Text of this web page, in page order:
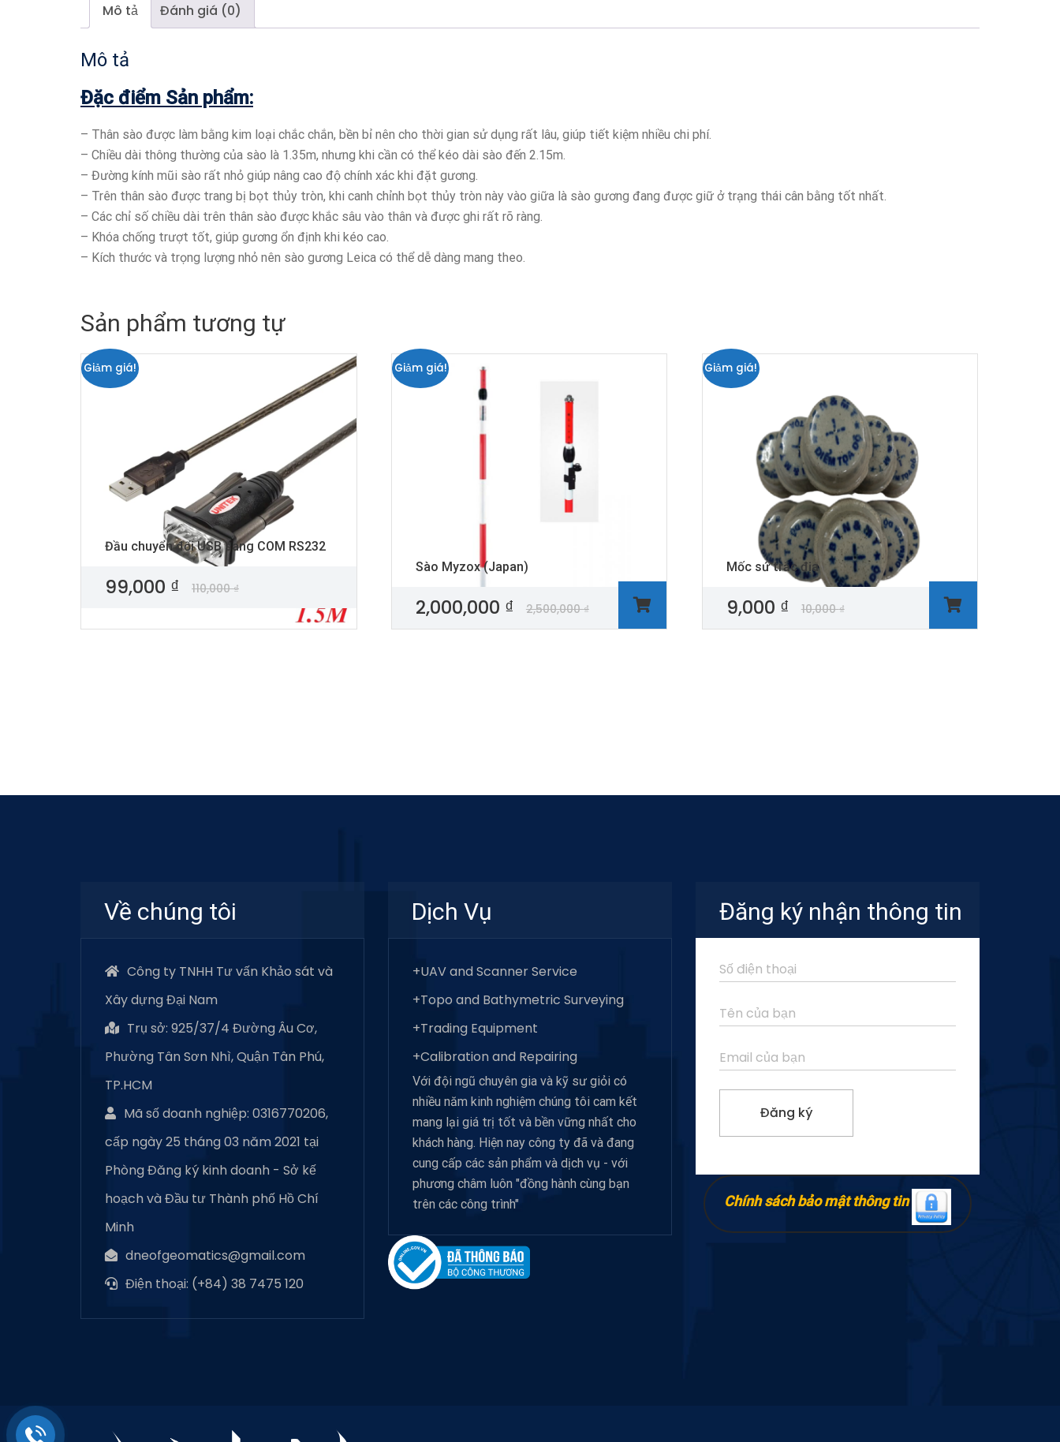
Mô tả Đánh giá (0)
Mô tả
Đặc điểm Sản phẩm:
– Thân sào được làm bằng kim loại chắc chắn, bền bỉ nên cho thời gian sử dụng rất lâu, giúp tiết kiệm nhiều chi phí.
– Chiều dài thông thường của sào là 1.35m, nhưng khi cần có thể kéo dài sào đến 2.15m.
– Đường kính mũi sào rất nhỏ giúp nâng cao độ chính xác khi đặt gương.
– Trên thân sào được trang bị bọt thủy tròn, khi canh chỉnh bọt thủy tròn này vào giữa là sào gương đang được giữ ở trạng thái cân bằng tốt nhất.
– Các chỉ số chiều dài trên thân sào được khắc sâu vào thân và được ghi rất rõ ràng.
– Khóa chống trượt tốt, giúp gương ổn định khi kéo cao.
– Kích thước và trọng lượng nhỏ nên sào gương Leica có thể dễ dàng mang theo.
Sản phẩm tương tự
Giảm giá!
Đầu chuyển đổi USB sang COM RS232
110,000₫
99,000 ₫
Giảm giá!
Sào Myzox (Japan)
2,500,000₫
2,000,000 ₫
Giảm giá!
Mốc sứ trắc địa
10,000₫
9,000 ₫
Về chúng tôi
Công ty TNHH Tư vấn Khảo sát và
Xây dựng Đại Nam
Trụ sở: 925/37/4 Đường Âu Cơ,
Phường Tân Sơn Nhì, Quận Tân Phú,
TP.HCM
Mã số doanh nghiệp: 0316770206,
cấp ngày 25 tháng 03 năm 2021 tại
Phòng Đăng ký kinh doanh - Sở kế
hoạch và Đầu tư Thành phố Hồ Chí
Minh
dneofgeomatics@gmail.com
Điện thoại: (+84) 38 7475 120
Dịch Vụ
+UAV and Scanner Service
+Topo and Bathymetric Surveying
+Trading Equipment
+Calibration and Repairing
Với đội ngũ chuyên gia và kỹ sư giỏi có
nhiều năm kinh nghiệm chúng tôi cam kết
mang lại giá trị tốt và bền vững nhất cho
khách hàng. Hiện nay công ty đã và đang
cung cấp các sản phẩm và dịch vụ - với
phương châm luôn "đồng hành cùng bạn
trên các công trình"
Đăng ký nhận thông tin
Chính sách bảo mật thông tin